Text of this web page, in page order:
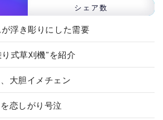
シェア数
が浮き彫りにした需要
式草刈機”を紹介
大胆イメチェン
恋しがり号泣